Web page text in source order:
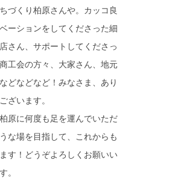
づくり柏原さんや。カッコ良
ーションをしてくださった細
さん、サポートしてくださっ
工会の方々、大家さん、地元
どなどなど！みなさま、あり
ざいます。
原に何度も足を運んでいただ
な場を目指して、これからも
す！どうぞよろしくお願いい
。